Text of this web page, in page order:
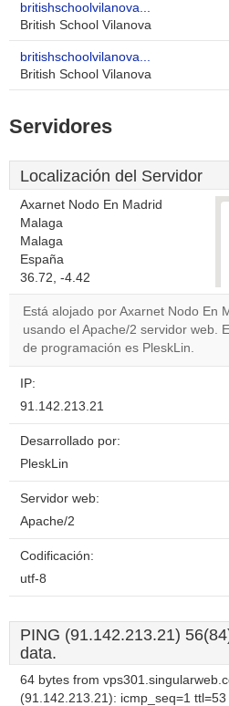
britishschoolvilanova...
British School Vilanova
britishschoolvilanova...
British School Vilanova
Servidores
Localización del Servidor
Axarnet Nodo En Madrid
Malaga
Malaga
España
36.72, -4.42
Está alojado por Axarnet Nodo En
usando el Apache/2 servidor web.
de programación es PleskLin.
IP:
91.142.213.21
Desarrollado por:
PleskLin
Servidor web:
Apache/2
Codificación:
utf-8
PING (91.142.213.21)
data.
64 bytes from
(91.142.213.21): icmp_seq=1 ttl=53